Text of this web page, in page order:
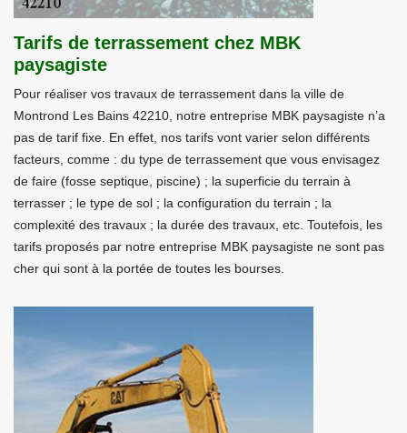
Tarifs de terrassement chez MBK
paysagiste
Pour réaliser vos travaux de terrassement dans la ville de
Montrond Les Bains 42210, notre entreprise MBK paysagiste n’a
pas de tarif fixe. En effet, nos tarifs vont varier selon différents
facteurs, comme : du type de terrassement que vous envisagez
de faire (fosse septique, piscine) ; la superficie du terrain à
terrasser ; le type de sol ; la configuration du terrain ; la
complexité des travaux ; la durée des travaux, etc. Toutefois, les
tarifs proposés par notre entreprise MBK paysagiste ne sont pas
cher qui sont à la portée de toutes les bourses.